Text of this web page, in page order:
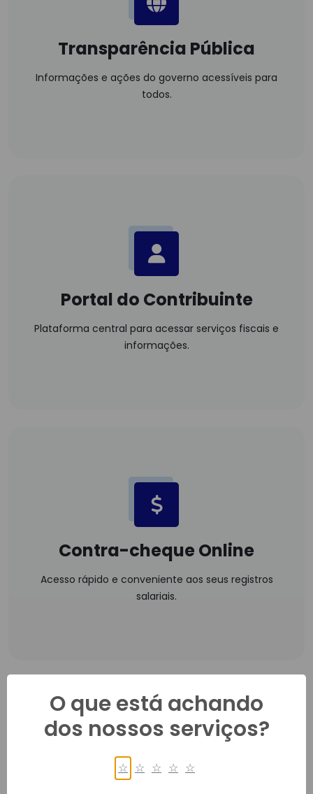
Transparência Pública
Informações e ações do governo acessíveis para
todos.
Portal do Contribuinte
Plataforma central para acessar serviços fiscais e
informações.
Contra-cheque Online
Acesso rápido e conveniente aos seus registros
salariais.
O que está achando
dos nossos serviços?
☆ ☆ ☆ ☆ ☆